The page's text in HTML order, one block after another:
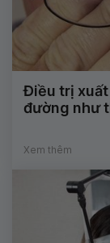
Điều trị xuất
đường như
Xem thêm